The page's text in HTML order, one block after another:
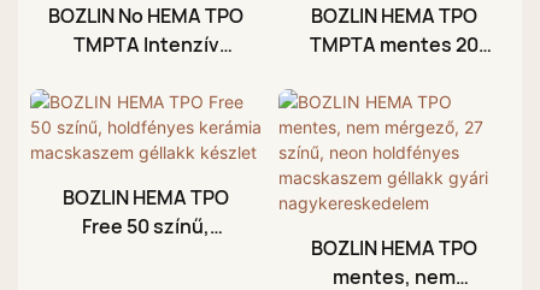
BOZLIN No HEMA TPO
TMPTA Intenzív
Macskaszem Zselé
Nagykereskedő
BOZLIN HEMA TPO
TMPTA mentes 20
macskaszem géllakk
gyártó
BOZLIN HEMA TPO
Free 50 színű,
BOZLIN HEMA TPO
mentes, nem